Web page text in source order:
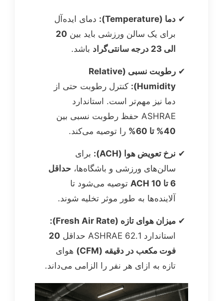
دما (Temperature):
دمای ایده‌آل
برای یک سالن ورزشی باید بین 20
الی 23 درجه سانتی‌گراد
باشد.
رطوبت نسبی (Relative
Humidity):
کنترل رطوبت حتی از
دما نیز مهم‌تر است. استاندارد
ASHRAE حفظ رطوبت نسبی بین
40% تا 60%
را توصیه می‌کند.
نرخ تعویض هوا (ACH):
برای
سالن‌های ورزشی و باشگاه‌ها، حداقل
6 تا 10 ACH
توصیه می‌شود تا
آلاینده‌ها به طور موثر تخلیه شوند.
میزان هوای تازه (Fresh Air Rate):
استاندارد 62.1 ASHRAE حداقل
20
فوت مکعب در دقیقه (CFM)
هوای
تازه به ازای هر نفر را الزامی می‌داند.